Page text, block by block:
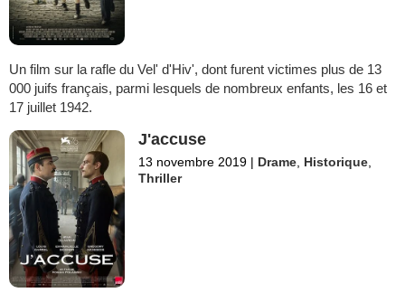
Un film sur la rafle du Vel' d'Hiv', dont furent victimes plus de 13
000 juifs français, parmi lesquels de nombreux enfants, les 16 et
17 juillet 1942.
J'accuse
13 novembre 2019 | Drame Historique
Thriller